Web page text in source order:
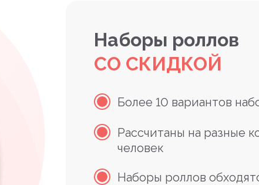
Наборы роллов
СО СКИДКОЙ
Более 10 вариантов
Рассчитаны на разные
человек
Наборы роллов